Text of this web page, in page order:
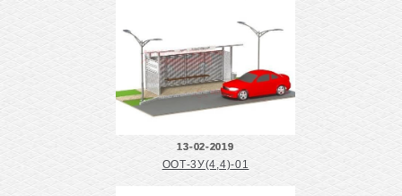
13-02-2019
ООТ-3У(4,4)-01